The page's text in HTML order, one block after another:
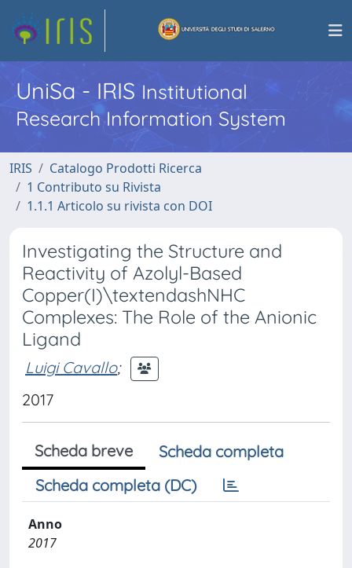
UniSa - IRISInstitutional
Research Information System
IRIS
Catalogo Prodotti Ricerca
1 Contributo su Rivista
1.1.1 Articolo su rivista con DOI
Investigating the Structure and
Reactivity of Azolyl-Based
Copper(I)\textendashNHC
Complexes: The Role of the Anionic
Ligand
Luigi Cavallo;
2017
Scheda breve
Scheda completa
Scheda completa (DC)
Anno
2017